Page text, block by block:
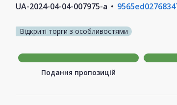
UA-2024-04-04-007975-a
Відкриті торги з особливостями
Подання пропозицій